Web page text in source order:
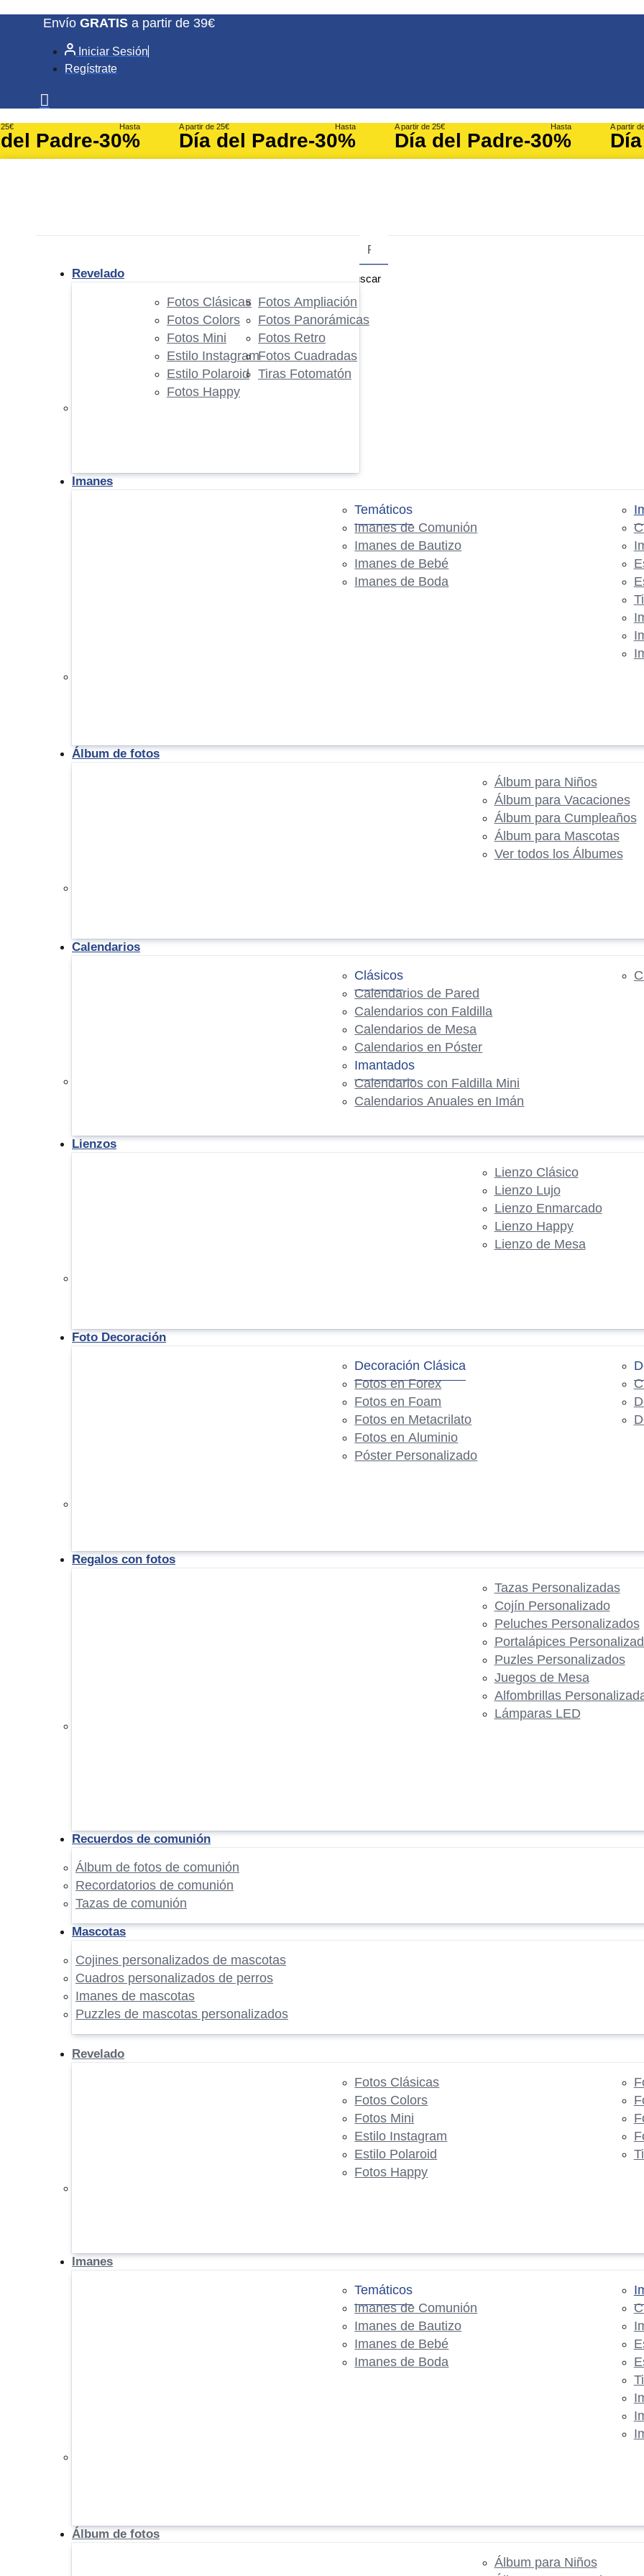
Envío GRATIS a partir de 39€
Iniciar Sesión
Regístrate
Padre
Hasta
-30%
A partir de 25€
Día del Padre
Hasta
-30%
A partir de 25€
Día del Padre
Hasta
-30%
A partir
Buscar
Revelado
Fotos Clásicas
Fotos Colors
Fotos Mini
Estilo Instagram
Estilo Polaroid
Fotos Happy
Fotos Ampliación
Fotos Panorámicas
Fotos Retro
Fotos Cuadradas
Tiras Fotomatón
Imanes
Temáticos
Imanes de Comunión
Imanes de Bautizo
Imanes de Bebé
Imanes de Boda
Álbum de fotos
Álbum para Niños
Álbum para Vacaciones
Álbum para Cumpleaños
Álbum para Mascotas
Ver todos los Álbumes
Calendarios
Clásicos
Calendarios de Pared
Calendarios con Faldilla
Calendarios de Mesa
Calendarios en Póster
Imantados
Calendarios con Faldilla Mini
Calendarios Anuales en Imán
Lienzos
Lienzo Clásico
Lienzo Lujo
Lienzo Enmarcado
Lienzo Happy
Lienzo de Mesa
Foto Decoración
Decoración Clásica
Fotos en Forex
Fotos en Foam
Fotos en Metacrilato
Fotos en Aluminio
Póster Personalizado
Regalos con fotos
Tazas Personalizadas
Cojín Personalizado
Peluches Personalizados
Portalápices
Puzles Personalizados
Juegos de Mesa
Alfombrillas
Lámparas LED
Recuerdos de comunión
Álbum de fotos de comunión
Recordatorios de comunión
Tazas de comunión
Mascotas
Cojines personalizados de mascotas
Cuadros personalizados de perros
Imanes de mascotas
Puzzles de mascotas personalizados
Revelado
Fotos Clásicas
Fotos Colors
Fotos Mini
Estilo Instagram
Estilo Polaroid
Fotos Happy
Imanes
Temáticos
Imanes de Comunión
Imanes de Bautizo
Imanes de Bebé
Imanes de Boda
Álbum de fotos
Álbum para Niños